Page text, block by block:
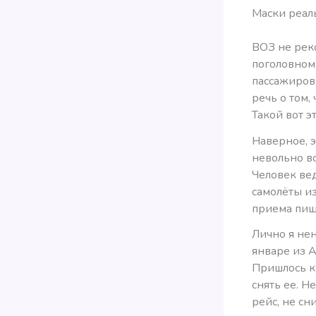
Маски
ВОЗ не
речь о том,
Такой вот
Наверное,
невольно
Человек
самолёты
приема
Лично я
январе из
Пришлось
снять ее.
рейс, не